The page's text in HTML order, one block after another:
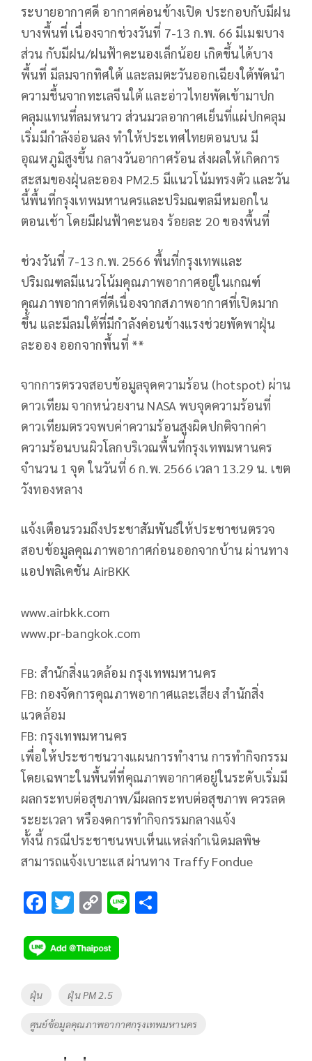
ระบายอากาศดี อากาศค่อนข้างเปิด ประกอบกับมีฝน
บางพื้นที่ เนื่องจากช่วงวันที่ 7-13 ก.พ. 66 มีเมฆบาง
ส่วน กับมีฝน/ฝนฟ้าคะนองเล็กน้อย เกิดขึ้นได้บาง
พื้นที่ มีลมจากทิศใต้ และลมตะวันออกเฉียงใต้พัดนำ
ความชื้นจากทะเลจีนใต้ และอ่าวไทยพัดเข้ามาปก
คลุมแทนที่ลมหนาว ส่วนมวลอากาศเย็นที่แผ่ปกคลุม
เริ่มมีกำลังอ่อนลง ทำให้ประเทศไทยตอนบน มี
อุณหภูมิสูงขึ้น กลางวันอากาศร้อน ส่งผลให้เกิดการ
สะสมของฝุ่นละออง PM2.5 มีแนวโน้มทรงตัว และวัน
นี้พื้นที่กรุงเทพมหานครและปริมณฑลมีหมอกใน
ตอนเช้า โดยมีฝนฟ้าคะนอง ร้อยละ 20 ของพื้นที่
ช่วงวันที่ 7-13 ก.พ. 2566 พื้นที่กรุงเทพและ
ปริมณฑลมีแนวโน้มคุณภาพอากาศอยู่ในเกณฑ์
คุณภาพอากาศที่ดีเนื่องจากสภาพอากาศที่เปิดมาก
ขึ้น และมีลมใต้ที่มีกำลังค่อนข้างแรงช่วยพัดพาฝุ่น
ละออง ออกจากพื้นที่ **
จากการตรวจสอบข้อมูลจุดความร้อน (hotspot) ผ่าน
ดาวเทียม จากหน่วยงาน NASA พบจุดความร้อนที่
ดาวเทียมตรวจพบค่าความร้อนสูงผิดปกติจากค่า
ความร้อนบนผิวโลกบริเวณพื้นที่กรุงเทพมหานคร
จำนวน 1 จุด ในวันที่ 6 ก.พ. 2566 เวลา 13.29 น. เขต
วังทองหลาง
แจ้งเตือนรวมถึงประชาสัมพันธ์ให้ประชาชนตรวจ
สอบข้อมูลคุณภาพอากาศก่อนออกจากบ้าน ผ่านทาง
แอปพลิเคชัน AirBKK
www.airbkk.com
www.pr-bangkok.com
FB: สำนักสิ่งแวดล้อม กรุงเทพมหานคร
FB: กองจัดการคุณภาพอากาศและเสียง สำนักสิ่ง
แวดล้อม
FB: กรุงเทพมหานคร
เพื่อให้ประชาชนวางแผนการทำงาน การทำกิจกรรม
โดยเฉพาะในพื้นที่ที่คุณภาพอากาศอยู่ในระดับเริ่มมี
ผลกระทบต่อสุขภาพ/มีผลกระทบต่อสุขภาพ ควรลด
ระยะเวลา หรืองดการทำกิจกรรมกลางแจ้ง
ทั้งนี้ กรณีประชาชนพบเห็นแหล่งกำเนิดมลพิษ
สามารถแจ้งเบาะแส ผ่านทาง Traffy Fondue
F
e
b
o
k
T
tt
er
C
p
y
Li
k
Li
Tags
ฝุ่น ฝุ่น PM 2.5
ศูนย์ข้อมูลคุณภาพอากาศกรุงเทพมหานคร